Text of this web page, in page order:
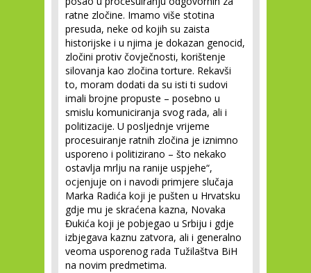
ratne zločine. Imamo više stotina
presuda, neke od kojih su zaista
historijske i u njima je dokazan genocid,
zločini protiv čovječnosti, korištenje
silovanja kao zločina torture. Rekavši
to, moram dodati da su isti ti sudovi
imali brojne propuste – posebno u
smislu komuniciranja svog rada, ali i
politizacije. U posljednje vrijeme
procesuiranje ratnih zločina je iznimno
usporeno i politizirano – što nekako
ostavlja mrlju na ranije uspjehe“,
ocjenjuje on i navodi primjere slučaja
Marka Radića koji je pušten u Hrvatsku
gdje mu je skraćena kazna, Novaka
Đukića koji je pobjegao u Srbiju i gdje
izbjegava kaznu zatvora, ali i generalno
veoma usporenog rada Tužilaštva BiH
na novim predmetima.